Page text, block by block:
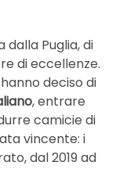
dalla Puglia, di
di eccellenze.
deciso di
, entrare
camicie di
vincente: i
dal 2019 ad